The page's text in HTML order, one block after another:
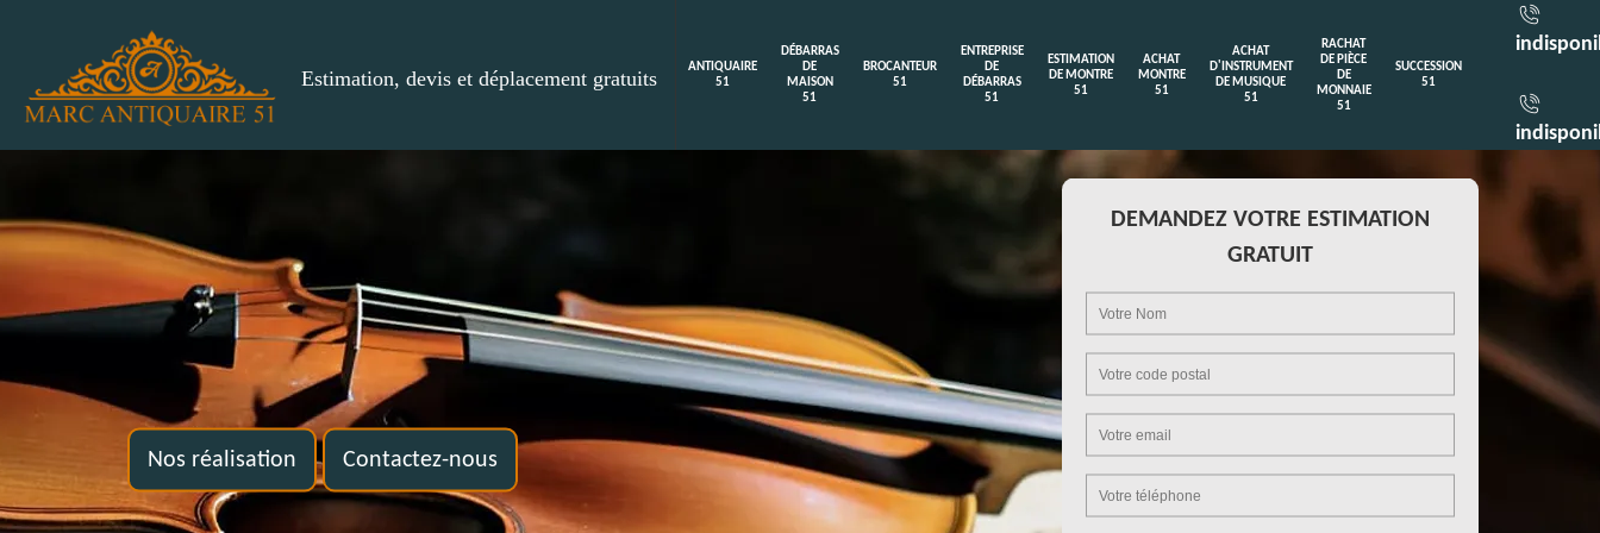
Estimation, devis et déplacement gratuits
ANTIQUAIRE
51
DÉBARRAS
DE
MAISON
51
BROCANTEUR
51
ENTREPRISE
DE
DÉBARRAS
51
ESTIMATION
DE MONTRE
51
ACHAT
MONTRE
51
ACHAT
D'INSTRUMENT
DE MUSIQUE
51
RACHAT
DE PIÈCE
DE
MONNAIE
51
SUCCESSION
51
Nos réalisation Contactez-nous
DEMANDEZ VOTRE ESTIMATION
GRATUIT